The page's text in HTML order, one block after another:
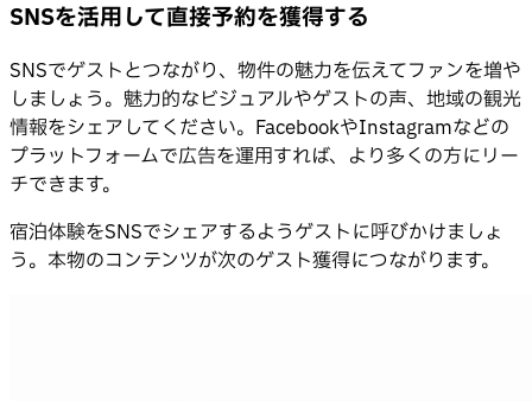
SNSを活用して直接予約を獲得する
SNSでゲストとつながり、物件の魅力を伝えてファンを増や
しましょう。魅力的なビジュアルやゲストの声、地域の観光
情報をシェアしてください。FacebookやInstagramなどの
プラットフォームで広告を運用すれば、より多くの方にリー
チできます。
宿泊体験をSNSでシェアするようゲストに呼びかけましょ
う。本物のコンテンツが次のゲスト獲得につながります。